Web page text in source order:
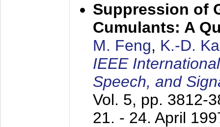
Suppression of
Cumulants: A
M. Feng, K.-D.
IEEE
Speech, and
Vol. 5, pp. 3812-
21. - 24. April